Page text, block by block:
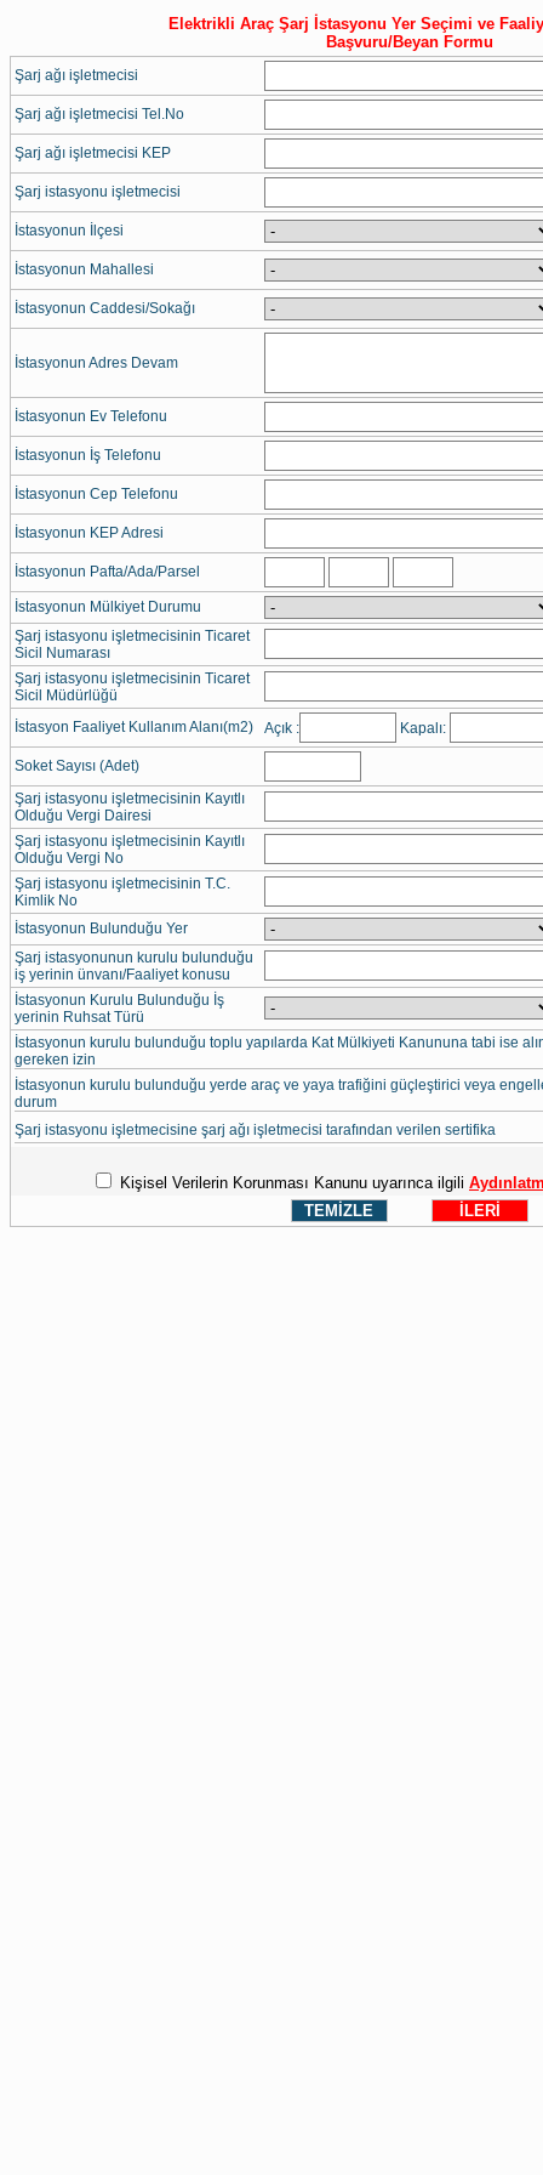
Elektrikli Araç Şarj İstasyonu Yer Seçimi ve
Başvuru/Beyan Formu
Şarj ağı işletmecisi
Şarj ağı işletmecisi Tel.No
Şarj ağı işletmecisi KEP
Şarj istasyonu işletmecisi
İstasyonun İlçesi
İstasyonun Mahallesi
İstasyonun Caddesi/Sokağı
İstasyonun Adres Devam
İstasyonun Ev Telefonu
İstasyonun İş Telefonu
İstasyonun Cep Telefonu
İstasyonun KEP Adresi
İstasyonun Pafta/Ada/Parsel
İstasyonun Mülkiyet Durumu
Şarj istasyonu işletmecisinin Ticaret
Sicil Numarası
Şarj istasyonu işletmecisinin Ticaret
Sicil Müdürlüğü
İstasyon Faaliyet Kullanım Alanı(m2)
Açık : Kapalı:
Soket Sayısı (Adet)
Şarj istasyonu işletmecisinin Kayıtlı
Olduğu Vergi Dairesi
Şarj istasyonu işletmecisinin Kayıtlı
Olduğu Vergi No
Şarj istasyonu işletmecisinin T.C.
Kimlik No
İstasyonun Bulunduğu Yer
Şarj istasyonunun kurulu bulunduğu
iş yerinin ünvanı/Faaliyet konusu
İstasyonun Kurulu Bulunduğu İş
yerinin Ruhsat Türü
İstasyonun kurulu bulunduğu toplu yapılarda Kat Mülkiyeti Kanununa tabi ise
gereken izin
İstasyonun kurulu bulunduğu yerde araç ve yaya trafiğini güçleştirici veya
durum
Şarj istasyonu işletmecisine şarj ağı işletmecisi tarafından verilen sertifika
Kişisel Verilerin Korunması Kanunu uyarınca ilgili